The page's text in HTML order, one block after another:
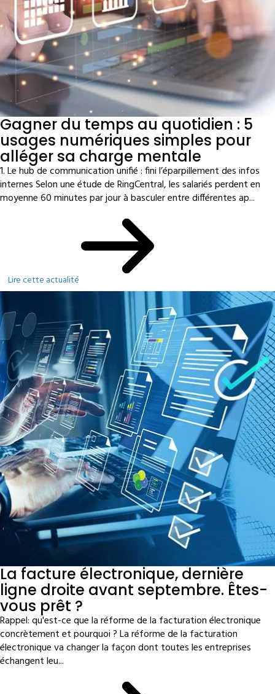
Gagner du temps au quotidien : 5
usages numériques simples pour
alléger sa charge mentale
1. Le hub de communication unifié : fini l’éparpillement des infos
internes Selon une étude de RingCentral, les salariés perdent en
moyenne 60 minutes par jour à basculer entre différentes ap...
Lire cette actualité
La facture électronique, dernière
ligne droite avant septembre. Êtes-
vous prêt ?
Rappel: qu'est-ce que la réforme de la facturation électronique
concrètement et pourquoi ? La réforme de la facturation
électronique va changer la façon dont toutes les entreprises
échangent leu...